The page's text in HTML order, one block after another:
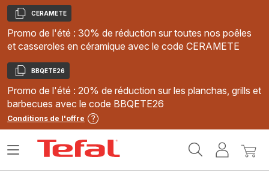
Copier
CERAMETE
Promo de l'été : 30% de réduction sur toutes nos poêles
et casseroles en céramique avec le code CERAMETE
Copier
BBQETE26
Promo de l'été : 20% de réduction sur les planchas, grills et
barbecues avec le code BBQETE26
Conditions de l'offre
MonMon
Ouvrir